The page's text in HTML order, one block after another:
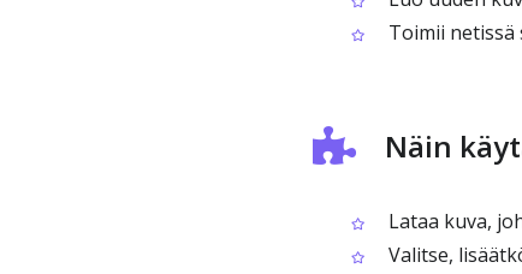
Toimii netissä
Näin
Lataa kuva,
Valitse,